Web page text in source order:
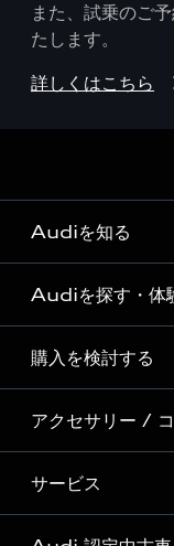
また、試乗のご
たします。
詳しくはこちら
Audiを知る
Audi ブランド
Story of Progress
Audi Sport
Formula 1®
デジタルサービス
Audiを探す・体
ディーラー検索
新車在庫検索
試乗車・展示車検索
見積り依頼
試乗予約
購入を検討する
モデル一覧
特別仕様モデル / 限
e-tronラインアップ
アクセサリー /
純正アクセサリー
オンラインショップ
サービス